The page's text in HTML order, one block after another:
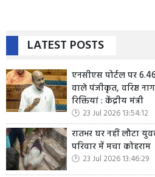
LATEST POSTS
एनसीएस पोर्टल पर
वाले पंजीकृत, वरिष्ठ
रिक्तियां : केंद्रीय मंत्री
23 Jul 2026 13:54:12
रातभर घर नहीं लौटा
परिवार में मचा कोहराम
23 Jul 2026 13:46:29